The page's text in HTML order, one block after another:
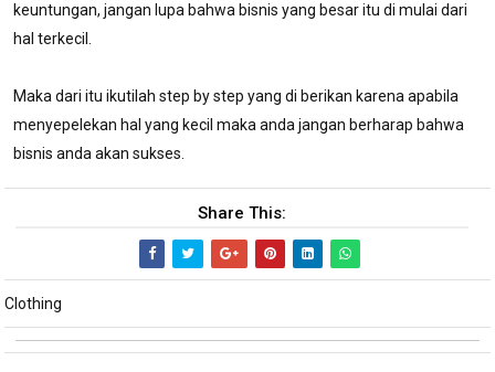
keuntungan, jangan lupa bahwa bisnis yang besar itu di mulai dari
hal terkecil.
Maka dari itu ikutilah step by step yang di berikan karena apabila
menyepelekan hal yang kecil maka anda jangan berharap bahwa
bisnis anda akan sukses.
Share This:
Clothing